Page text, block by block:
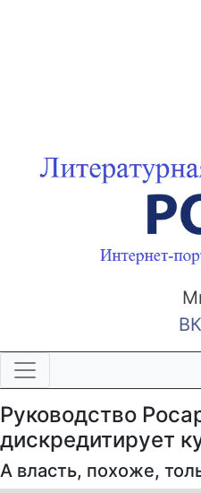
ВК
Руководство
дискредитирует
А власть, похоже,